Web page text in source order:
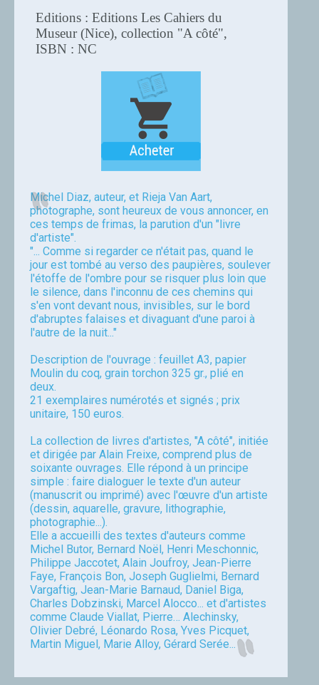
Editions : Editions Les Cahiers du
Museur (Nice), collection "A côté",
ISBN : NC
Michel Diaz, auteur, et Rieja Van Aart,
photographe, sont heureux de vous annoncer, en
ces temps de frimas, la parution d'un "livre
d'artiste".
"... Comme si regarder ce n'était pas, quand le
jour est tombé au verso des paupières, soulever
l'étoffe de l'ombre pour se risquer plus loin que
le silence, dans l'inconnu de ces chemins qui
s'en vont devant nous, invisibles, sur le bord
d'abruptes falaises et divaguant d'une paroi à
l'autre de la nuit..."
Description de l'ouvrage : feuillet A3, papier
Moulin du coq, grain torchon 325 gr., plié en
deux.
21 exemplaires numérotés et signés ; prix
unitaire, 150 euros.
La collection de livres d'artistes, "A côté", initiée
et dirigée par Alain Freixe, comprend plus de
soixante ouvrages. Elle répond à un principe
simple : faire dialoguer le texte d'un auteur
(manuscrit ou imprimé) avec l'œuvre d'un artiste
(dessin, aquarelle, gravure, lithographie,
photographie...).
Elle a accueilli des textes d'auteurs comme
Michel Butor, Bernard Noël, Henri Meschonnic,
Philippe Jaccotet, Alain Joufroy, Jean-Pierre
Faye, François Bon, Joseph Guglielmi, Bernard
Vargaftig, Jean-Marie Barnaud, Daniel Biga,
Charles Dobzinski, Marcel Alocco... et d'artistes
comme Claude Viallat, Pierre… Alechinsky,
Olivier Debré, Léonardo Rosa, Yves Picquet,
Martin Miguel, Marie Alloy, Gérard Serée...